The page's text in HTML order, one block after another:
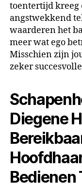
toentertijd kreeg
angstwekkend
waarderen het
meer wat ego
Misschien zijn
zeker
Diegene
Bedienen